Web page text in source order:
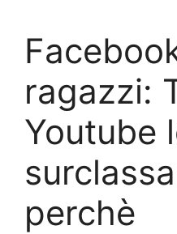
ragazzi:
Youtube
perchè